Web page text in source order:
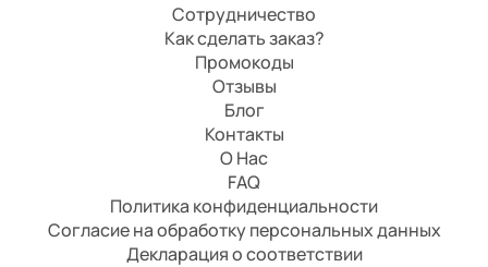
Сотрудничество
Как сделать заказ?
Промокоды
Отзывы
Блог
Контакты
О Нас
FAQ
Политика конфиденциальности
Согласие на обработку персональных данных
Декларация о соответствии